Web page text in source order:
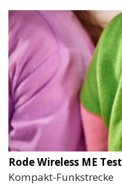
Rode Wireless ME Test
Kompakt-Funkstrecke